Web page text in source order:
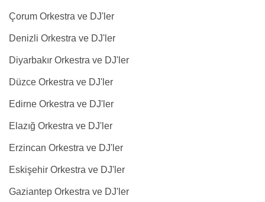
Çorum Orkestra ve DJ'ler
Denizli Orkestra ve DJ'ler
Diyarbakır Orkestra ve DJ'ler
Düzce Orkestra ve DJ'ler
Edirne Orkestra ve DJ'ler
Elazığ Orkestra ve DJ'ler
Erzincan Orkestra ve DJ'ler
Eskişehir Orkestra ve DJ'ler
Gaziantep Orkestra ve DJ'ler